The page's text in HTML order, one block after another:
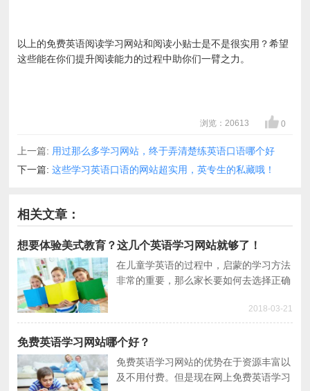
以上的免费英语阅读学习网站和阅读小贴士是不是很实用？希望
这些能在你们提升阅读能力的过程中助你们一臂之力。
浏览：20613 0
上一篇: 用过那么多学习网站，终于弄清楚练英语口语哪个好
下一篇:这些学习英语口语的网站超实用，英专生的私藏哦！
相关文章：
想要体验美式教育？这几个英语学习网站就够了！
在儿童学英语的过程中，启蒙的学习方法
非常的重要，那么家长要如何去选择正确
验美式教育的家长们，你有找到正确的途
径吗？
2018-03-21
免费英语学习网站哪个好？
免费英语学习网站的优势在于资源丰富以
及不用付费。但是现在网上免费英语学习